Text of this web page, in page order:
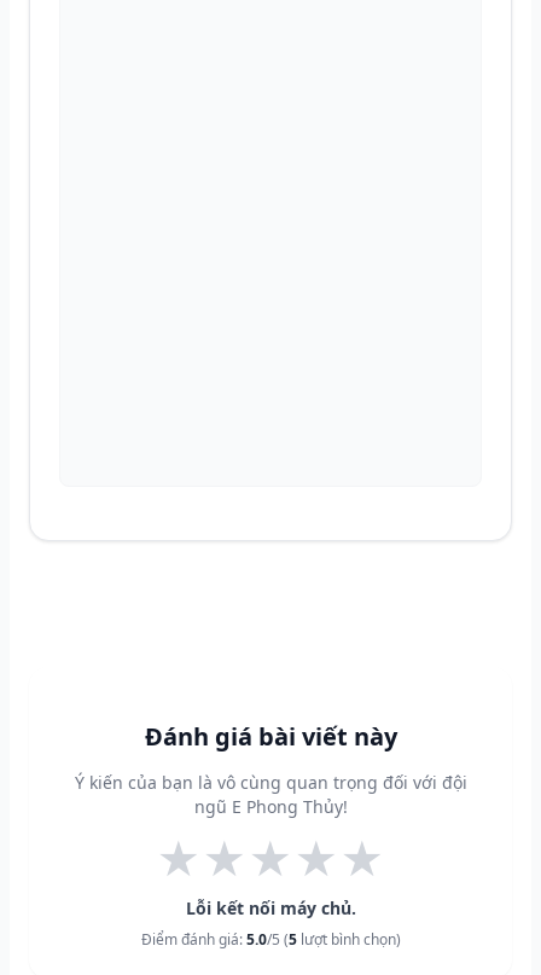
Đánh giá bài viết này
Ý kiến của bạn là vô cùng quan trọng đối với đội
ngũ E Phong Thủy!
★★★★★
Lỗi kết nối máy chủ.
Điểm đánh giá:5.0/5 (5lượt bình chọn)